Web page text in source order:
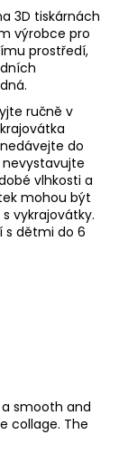
3D tiskárnách
výrobce pro
prostředí,
ručně v
do
vlhkosti a
mohou být
vykrajovátky.
s dětmi do 6
smooth and
collage. The